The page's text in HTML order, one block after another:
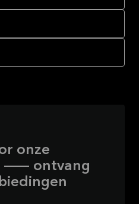
onze
— ontvang